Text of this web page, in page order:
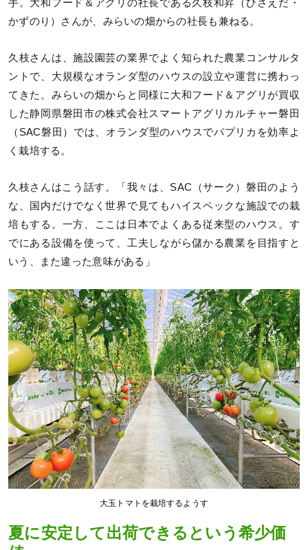
手。大和フード＆アグリの社長である久枝和昇（ひさえだ・
かずのり）さんが、みらいの畑からの社長も兼ねる。
久枝さんは、施設園芸の業界でよく知られた農業コンサルタ
ントで、大規模なオランダ型のハウスの設立や運営に携わっ
てきた。みらいの畑からと同様に大和フード＆アグリが買収
した静岡県磐田市の株式会社スマートアグリカルチャー磐田
（SAC磐田）では、オランダ型のハウスでパプリカを効率よ
く栽培する。
久枝さんはこう話す。「我々は、SAC（サーク）磐田のよう
な、国内だけでなく世界で見てもハイスペックな施設での栽
培もする。一方、ここは日本でよくある従来型のハウス。す
でにある設備を使って、工夫しながら儲かる農業を目指すと
いう、また違った意味がある」
大玉トマトを栽培するようす
夏に安定して出荷できるという希少価